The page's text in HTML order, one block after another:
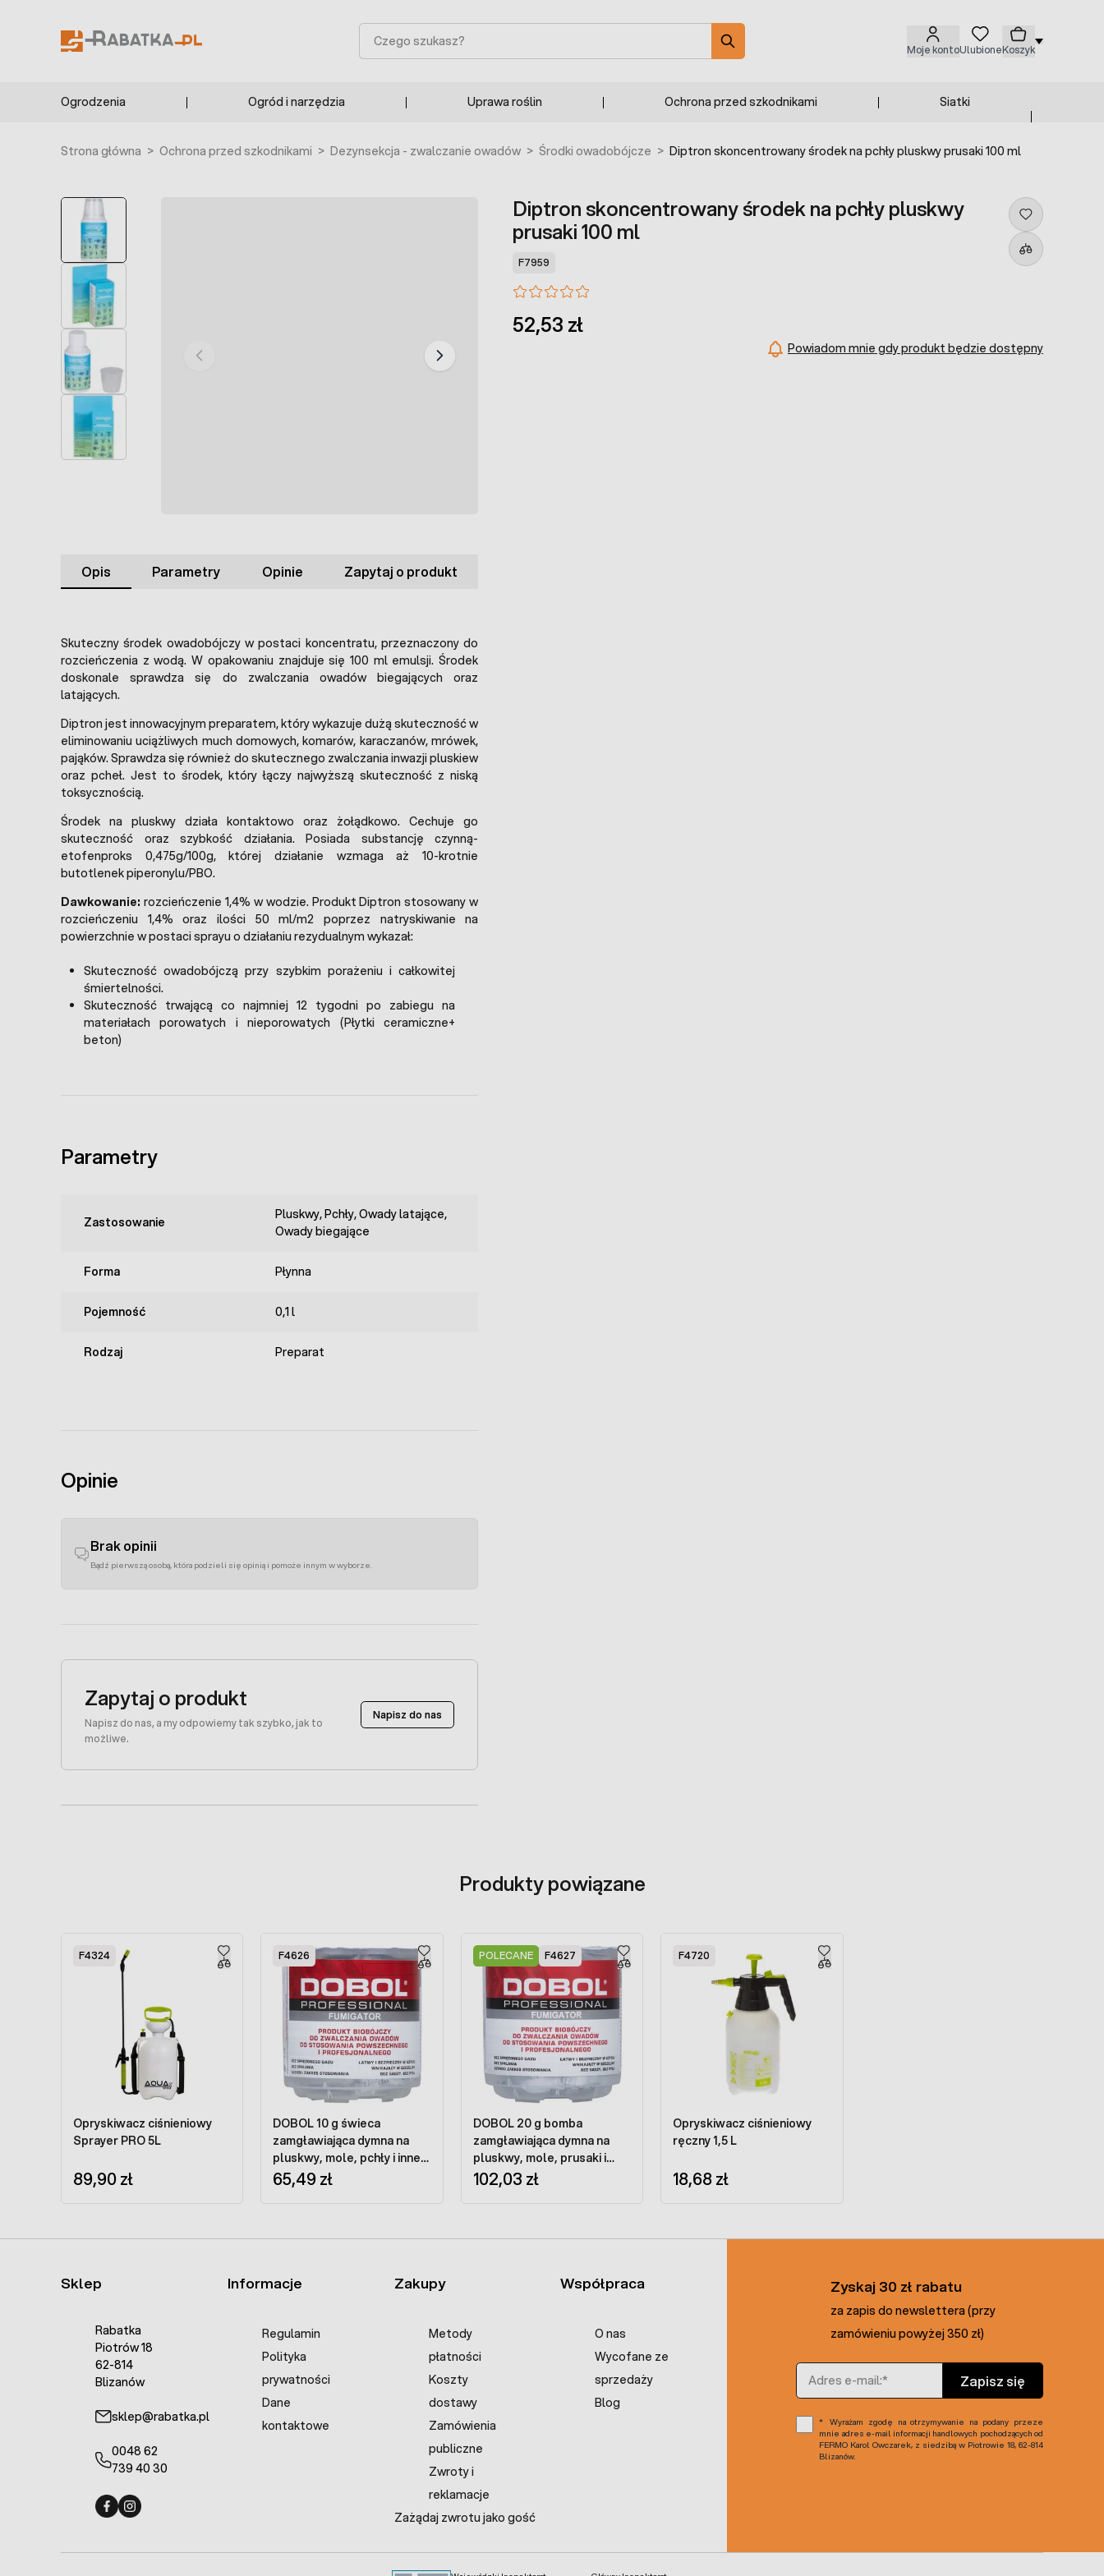
Moje kontoUlubioneKoszyk
Szukaj
Ogrodzenia Ogród i narzędzia Uprawa roślin Ochrona przed szkodnikami Siatki
Strona główna > Ochrona przed szkodnikami > Dezynsekcja - zwalczanie owadów > Środki owadobójcze > Diptron skoncentrowany środek na pchły pluskwy prusaki 100 ml
Diptron skoncentrowany środek na pchły pluskwy
prusaki 100 ml
F7959
52,53 zł
Powiadom mnie gdy produkt będzie dostępny
Opis Parametry Opinie Zapytaj o produkt
Skuteczny środek owadobójczy w postaci koncentratu, przeznaczony do
rozcieńczenia z wodą. W opakowaniu znajduje się 100 ml emulsji. Środek
doskonale sprawdza się do zwalczania owadów biegających oraz
latających.
Diptron jest innowacyjnym preparatem, który wykazuje dużą skuteczność w
eliminowaniu uciążliwych much domowych, komarów, karaczanów, mrówek,
pająków. Sprawdza się również do skutecznego zwalczania inwazji pluskiew
oraz pcheł. Jest to środek, który łączy najwyższą skuteczność z niską
toksycznością.
Środek na pluskwy działa kontaktowo oraz żołądkowo. Cechuje go
skuteczność oraz szybkość działania. Posiada substancję czynną-
etofenproks 0,475g/100g, której działanie wzmaga aż 10-krotnie
butotlenek piperonylu/PBO.
Dawkowanie: rozcieńczenie 1,4% w wodzie. Produkt Diptron stosowany w
rozcieńczeniu 1,4% oraz ilości 50 ml/m2 poprzez natryskiwanie na
powierzchnie w postaci sprayu o działaniu rezydualnym wykazał:
Skuteczność owadobójczą przy szybkim porażeniu i całkowitej
śmiertelności.
Skuteczność trwającą co najmniej 12 tygodni po zabiegu na
materiałach porowatych i nieporowatych (Płytki ceramiczne+
beton)
Parametry
Zastosowanie
Pluskwy, Pchły, Owady latające,
Owady biegające
Forma Płynna
Pojemność 0,1 l
Rodzaj Preparat
Opinie
Brak opinii
Bądź pierwszą osobą, która podzieli się opinią i pomoże innym w wyborze.
Zapytaj o produkt
Napisz do nas, a my odpowiemy tak szybko, jak to
możliwe.
Napisz do nas
Produkty powiązane
F4324
Opryskiwacz ciśnieniowy
Sprayer PRO 5L
89,90 zł
F4626
DOBOL 10 g świeca
zamgławiająca dymna na
pluskwy, mole, pchły i inne
owady
65,49 zł
POLECANE F4627
DOBOL 20 g bomba
zamgławiająca dymna na
pluskwy, mole, prusaki i
inne owady
102,03 zł
F4720
Opryskiwacz ciśnieniowy
ręczny 1,5 L
18,68 zł
Sklep
Rabatka
Piotrów 18
62-814
Blizanów
sklep@rabatka.pl
0048 62
739 40 30
Informacje
Regulamin
Polityka
prywatności
Dane
kontaktowe
Zakupy
Metody
płatności
Koszty
dostawy
Zamówienia
publiczne
Zwroty i
reklamacje
Zażądaj zwrotu jako gość
Współpraca
O nas
Wycofane ze
sprzedaży
Blog
Zyskaj 30 zł rabatu
za zapis do newslettera (przy
zamówieniu powyżej 350 zł)
Adres e-mail
Zapisz się
Wyrażam zgodę na otrzymywanie na podany przeze
mnie adres e-mail informacji handlowych pochodzących od
FERMO Karol Owczarek, z siedzibą w Piotrowie 18, 62-814
Blizanów.